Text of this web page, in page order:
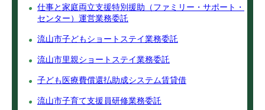
仕事と家庭両立支援特別援助（ファミリー・サポート・
センター）運営業務委託
流山市子どもショートステイ業務委託
流山市里親ショートステイ業務委託
子ども医療費償還払助成システム賃貸借
流山市子育て支援員研修業務委託